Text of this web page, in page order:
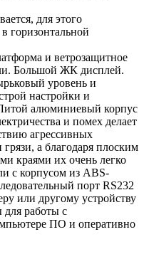
для этого
горизонтальной
и ветрозащитное
Большой ЖК дисплей.
уровень и
настройки и
алюминиевый корпус
и помех делает
агрессивных
а благодаря плоским
краями их очень легко
с корпусом из АBS-
порт RS232
или другому устройству
для работы с
ПО и оперативно